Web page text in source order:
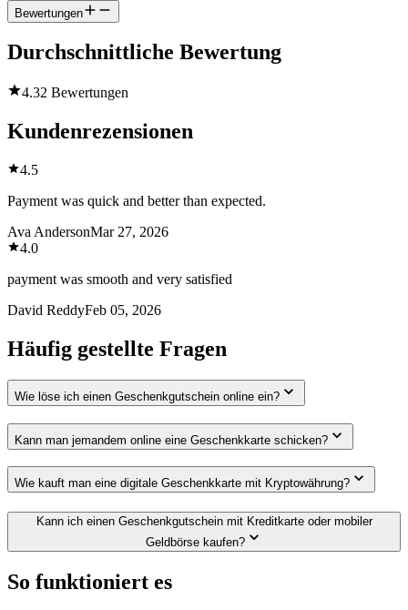
Bewertungen
Durchschnittliche Bewertung
4.32 Bewertungen
Kundenrezensionen
4.5
Payment was quick and better than expected.
Ava AndersonMar 27, 2026
4.0
payment was smooth and very satisfied
David ReddyFeb 05, 2026
Häufig gestellte Fragen
Wie löse ich einen Geschenkgutschein online ein?
Kann man jemandem online eine Geschenkkarte schicken?
Wie kauft man eine digitale Geschenkkarte mit Kryptowährung?
Kann ich einen Geschenkgutschein mit Kreditkarte oder mobiler
Geldbörse kaufen?
So funktioniert es